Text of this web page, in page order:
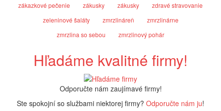
zákazkové pečenie
zákusky zákusky
zdravé stravovanie
zeleninové šaláty
zmrzlináreň
zmrzlinárne
zmrzlina so sebou
zmrzlinový pohár
Hľadáme kvalitné firmy!
Odporučte nám zaujímavé firmy!
Ste spokojní so službami niektorej firmy? Odporučte nám ju!